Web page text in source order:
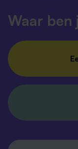
Waar ben